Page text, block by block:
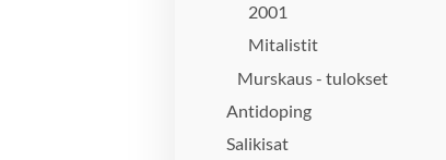
2001
Mitalistit
Murskaus - tulokset
Antidoping
Salikisat